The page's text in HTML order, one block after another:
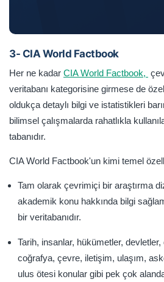
3- CIA World Factbook
Her ne kadar CIA World Factbook,
veritabanı kategorisine girmese de
oldukça detaylı bilgi ve istatistikleri
bilimsel çalışmalarda rahatlıkla
tabanıdır.
CIA World Factbook'un kimi temel
Tam olarak çevrimiçi bir araştırma
akademik konu hakkında bilgi
bir veritabanıdır.
Tarih, insanlar, hükümetler,
coğrafya, çevre, iletişim, ulaşım,
ulus ötesi konular gibi pek çok